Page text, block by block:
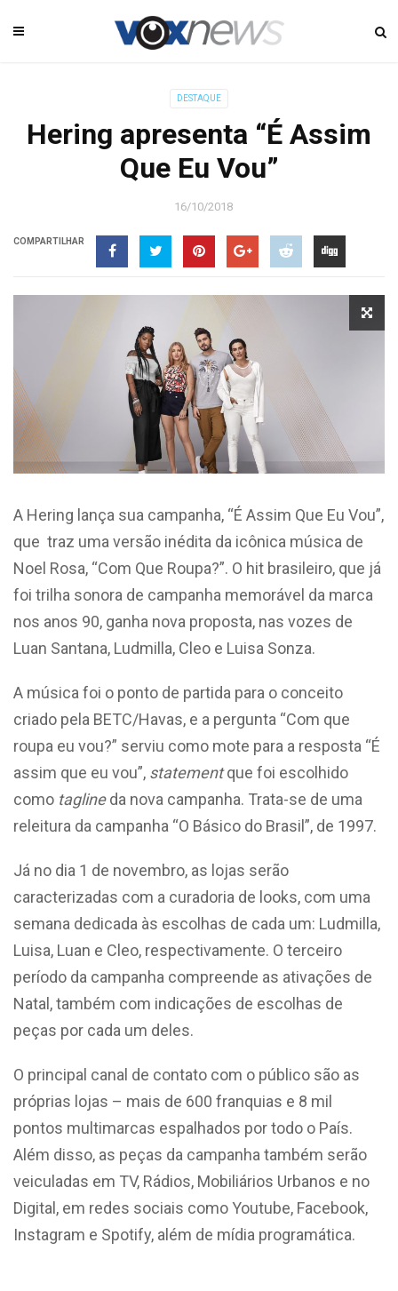
DESTAQUE
Hering apresenta “É Assim
Que Eu Vou”
16/10/2018
COMPARTILHAR
A Hering lança sua campanha, “É Assim Que Eu Vou”,
que traz uma versão inédita da icônica música de
Noel Rosa, “Com Que Roupa?”. O hit brasileiro, que já
foi trilha sonora de campanha memorável da marca
nos anos 90, ganha nova proposta, nas vozes de
Luan Santana, Ludmilla, Cleo e Luisa Sonza.
A música foi o ponto de partida para o conceito
criado pela BETC/Havas, e a pergunta “Com que
roupa eu vou?” serviu como mote para a resposta “É
assim que eu vou”, statementque foi escolhido
como taglineda nova campanha. Trata-se de uma
releitura da campanha “O Básico do Brasil”, de 1997.
Já no dia 1 de novembro, as lojas serão
caracterizadas com a curadoria de looks, com uma
semana dedicada às escolhas de cada um: Ludmilla,
Luisa, Luan e Cleo, respectivamente. O terceiro
período da campanha compreende as ativações de
Natal, também com indicações de escolhas de
peças por cada um deles.
O principal canal de contato com o público são as
próprias lojas – mais de 600 franquias e 8 mil
pontos multimarcas espalhados por todo o País.
Além disso, as peças da campanha também serão
veiculadas em TV, Rádios, Mobiliários Urbanos e no
Digital, em redes sociais como Youtube, Facebook,
Instagram e Spotify, além de mídia programática.